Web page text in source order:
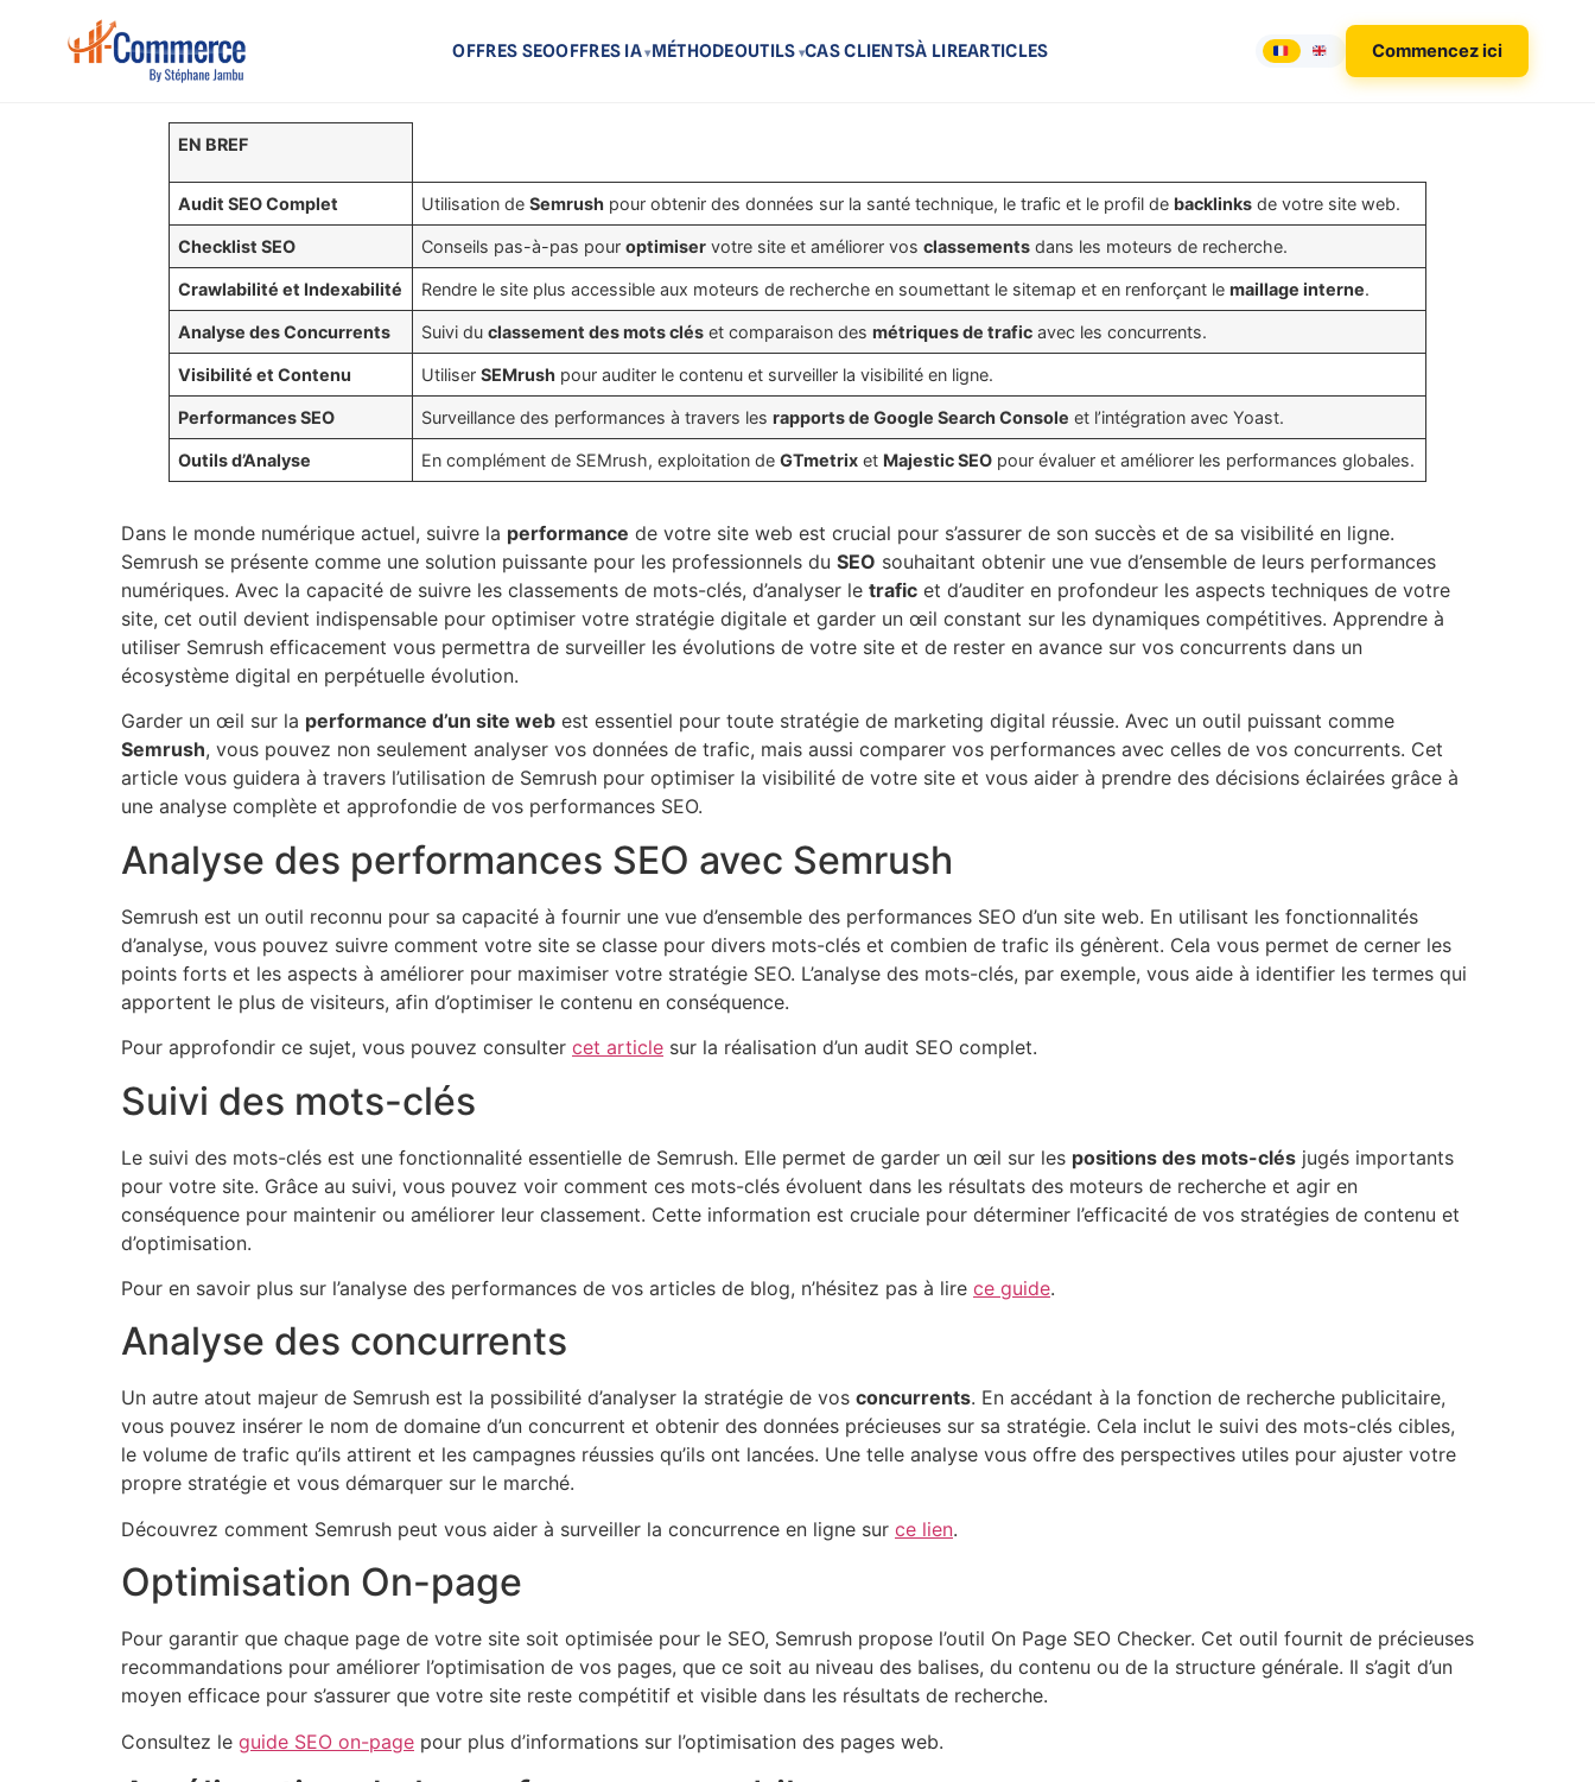
OFFRES SEOOFFRES IA MÉTHODEOUTILS CAS CLIENTSÀ LIREARTICLES Commencez ici
EN BREF
Audit SEO Complet Utilisation deSemrush pour obtenir des données sur la santé technique, le trafic et le profil de backlinks de votre site web.
Checklist SEO Conseils pas-à-pas pouroptimiser votre site et améliorer vosclassements dans les moteurs de recherche.
Crawlabilité et Indexabilité Rendre le site plus accessible aux moteurs de recherche en soumettant le sitemap et en renforçant lemaillage interne.
Analyse des Concurrents Suivi duclassement des mots clés et comparaison desmétriques de trafic avec les concurrents.
Visibilité et Contenu UtiliserSEMrush pour auditer le contenu et surveiller la visibilité en ligne.
Performances SEO Surveillance des performances à travers lesrapports de Google Search Console et l’intégration avec Yoast.
Outils d’Analyse En complément de SEMrush, exploitation deGTmetrix et Majestic SEO pour évaluer et améliorer les performances globales.
Dans le monde numérique actuel, suivre la performance de votre site web est crucial pour s’assurer de son succès et de sa visibilité en ligne.
Semrush se présente comme une solution puissante pour les professionnels du SEO souhaitant obtenir une vue d’ensemble de leurs performances
numériques. Avec la capacité de suivre les classements de mots-clés, d’analyser le trafic et d’auditer en profondeur les aspects techniques de votre
site, cet outil devient indispensable pour optimiser votre stratégie digitale et garder un œil constant sur les dynamiques compétitives. Apprendre à
utiliser Semrush efficacement vous permettra de surveiller les évolutions de votre site et de rester en avance sur vos concurrents dans un
écosystème digital en perpétuelle évolution.
Garder un œil sur la performance d’un site web est essentiel pour toute stratégie de marketing digital réussie. Avec un outil puissant comme
Semrush, vous pouvez non seulement analyser vos données de trafic, mais aussi comparer vos performances avec celles de vos concurrents. Cet
article vous guidera à travers l’utilisation de Semrush pour optimiser la visibilité de votre site et vous aider à prendre des décisions éclairées grâce à
une analyse complète et approfondie de vos performances SEO.
Analyse des performances SEO avec Semrush
Semrush est un outil reconnu pour sa capacité à fournir une vue d’ensemble des performances SEO d’un site web. En utilisant les fonctionnalités
d’analyse, vous pouvez suivre comment votre site se classe pour divers mots-clés et combien de trafic ils génèrent. Cela vous permet de cerner les
points forts et les aspects à améliorer pour maximiser votre stratégie SEO. L’analyse des mots-clés, par exemple, vous aide à identifier les termes qui
apportent le plus de visiteurs, afin d’optimiser le contenu en conséquence.
Pour approfondir ce sujet, vous pouvez consulter cet article sur la réalisation d’un audit SEO complet.
Suivi des mots-clés
Le suivi des mots-clés est une fonctionnalité essentielle de Semrush. Elle permet de garder un œil sur les positions des mots-clés jugés importants
pour votre site. Grâce au suivi, vous pouvez voir comment ces mots-clés évoluent dans les résultats des moteurs de recherche et agir en
conséquence pour maintenir ou améliorer leur classement. Cette information est cruciale pour déterminer l’efficacité de vos stratégies de contenu et
d’optimisation.
Pour en savoir plus sur l’analyse des performances de vos articles de blog, n’hésitez pas à lire ce guide.
Analyse des concurrents
Un autre atout majeur de Semrush est la possibilité d’analyser la stratégie de vos concurrents. En accédant à la fonction de recherche publicitaire,
vous pouvez insérer le nom de domaine d’un concurrent et obtenir des données précieuses sur sa stratégie. Cela inclut le suivi des mots-clés cibles,
le volume de trafic qu’ils attirent et les campagnes réussies qu’ils ont lancées. Une telle analyse vous offre des perspectives utiles pour ajuster votre
propre stratégie et vous démarquer sur le marché.
Découvrez comment Semrush peut vous aider à surveiller la concurrence en ligne sur ce lien.
Optimisation On-page
Pour garantir que chaque page de votre site soit optimisée pour le SEO, Semrush propose l’outil On Page SEO Checker. Cet outil fournit de précieuses
recommandations pour améliorer l’optimisation de vos pages, que ce soit au niveau des balises, du contenu ou de la structure générale. Il s’agit d’un
moyen efficace pour s’assurer que votre site reste compétitif et visible dans les résultats de recherche.
Consultez le guide SEO on-page pour plus d’informations sur l’optimisation des pages web.